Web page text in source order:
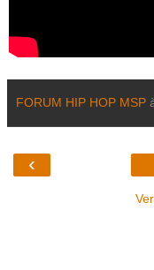
FORUM HIP HOP MSP
‹